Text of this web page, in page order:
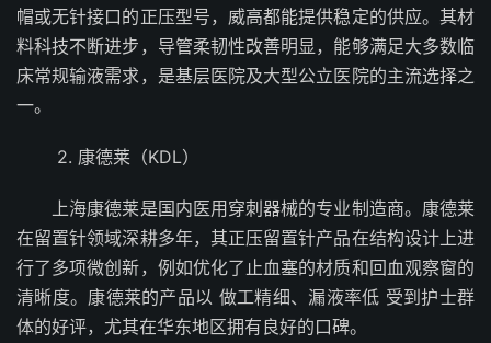
帽或无针接口的正压型号，威高都能提供稳定的供应。其材
料科技不断进步，导管柔韧性改善明显，能够满足大多数临
床常规输液需求，是基层医院及大型公立医院的主流选择之
一。
2. 康德莱（KDL）
上海康德莱是国内医用穿刺器械的专业制造商。康德莱
在留置针领域深耕多年，其正压留置针产品在结构设计上进
行了多项微创新，例如优化了止血塞的材质和回血观察窗的
清晰度。康德莱的产品以 做工精细、漏液率低 受到护士群
体的好评，尤其在华东地区拥有良好的口碑。